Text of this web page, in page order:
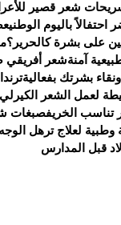
شعر قصير
باليوم الوطني
على بشرة كالحرير؟
آمنةشعر أفريقي
بشرتك بفعالية
لعمل الشعر الكيرلي
الخريفصبغات
لعلاج ترهل
قبل المدارس